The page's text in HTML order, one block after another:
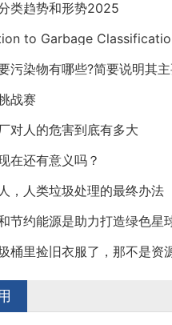
类趋势和形势2025
战赛
对人的危害到底有多大
在还有意义吗？
，人类垃圾处理的最终办法